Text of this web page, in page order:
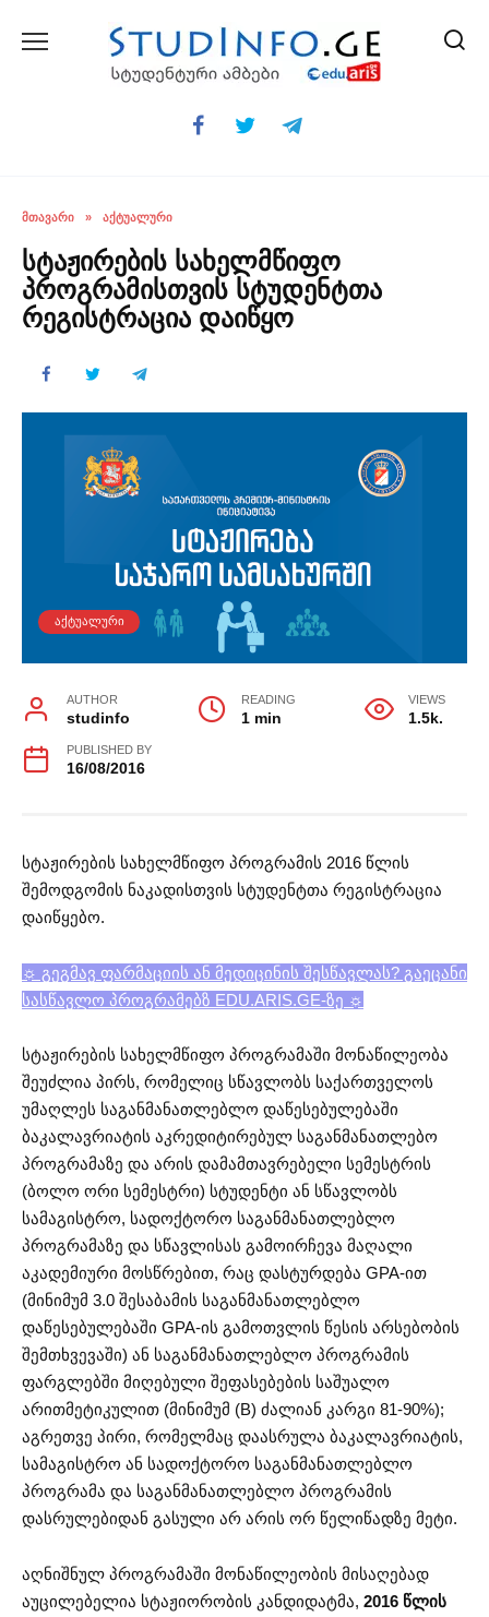
ᲛᲗᲐᲕᲐᲠᲘ » ᲐᲥᲢᲣᲐᲚᲣᲠᲘ
სტაჟირების სახელმწიფო
პროგრამისთვის სტუდენტთა
რეგისტრაცია დაიწყო
ᲐᲥᲢᲣᲐᲚᲣᲠᲘ
AUTHOR
studinfo
READING
1 min
VIEWS
1.5k.
PUBLISHED BY
16/08/2016
სტაჟირების სახელმწიფო პროგრამის 2016 წლის
შემოდგომის ნაკადისთვის სტუდენტთა რეგისტრაცია
დაიწყებო.
☼ გეგმავ ფარმაციის ან მედიცინის შესწავლას? გაეცანი
სასწავლო პროგრამებზ EDU.ARIS.GE-ზე ☼
სტაჟირების სახელმწიფო პროგრამაში მონაწილეობა
შეუძლია პირს, რომელიც სწავლობს საქართველოს
უმაღლეს საგანმანათლებლო დაწესებულებაში
ბაკალავრიატის აკრედიტირებულ საგანმანათლებო
პროგრამაზე და არის დამამთავრებელი სემესტრის
(ბოლო ორი სემესტრი) სტუდენტი ან სწავლობს
სამაგისტრო, სადოქტორო საგანმანათლებლო
პროგრამაზე და სწავლისას გამოირჩევა მაღალი
აკადემიური მოსწრებით, რაც დასტურდება GPA-ით
(მინიმუმ 3.0 შესაბამის საგანმანათლებლო
დაწესებულებაში GPA-ის გამოთვლის წესის არსებობის
შემთხვევაში) ან საგანმანათლებლო პროგრამის
ფარგლებში მიღებული შეფასებების საშუალო
არითმეტიკულით (მინიმუმ (B) ძალიან კარგი 81-90%);
აგრეთვე პირი, რომელმაც დაასრულა ბაკალავრიატის,
სამაგისტრო ან სადოქტორო საგანმანათლებლო
პროგრამა და საგანმანათლებლო პროგრამის
დასრულებიდან გასული არ არის ორ წელიწადზე მეტი.
აღნიშნულ პროგრამაში მონაწილეობის მისაღებად
აუცილებელია სტაჟიორობის კანდიდატმა, 2016 წლის